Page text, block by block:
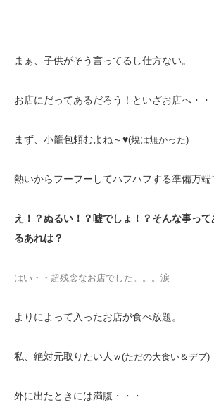
まぁ、子供がそう言ってるし仕方ない。
お店にだってあるだろう！といざお店へ・・
まず、小籠包頼むよね～♥(焼は無かった)
熱いからフーフーしてハフハフする準備万端
え！？ぬるい！？嘘でしょ！？そんな事っ
るあれは？
はい・・超残念なお店でした。。。涙
よりによって入ったお店が食べ放題。
私、絶対元取りたい人 ｗ(ただの大食い＆デブ)
外に出たときには満腹・・・